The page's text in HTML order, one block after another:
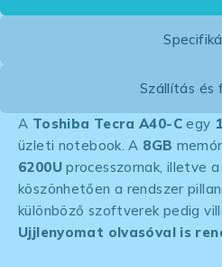
Szállítás és
A Toshiba Tecra A40-Cegy
üzleti notebook. A 8GB
6200Uprocesszornak, illetve a
köszönhetően a rendszer
különböző szoftverek pedig
Ujjlenyomat olvasóval is